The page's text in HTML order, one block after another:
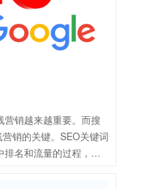
符合用户需求，提高
销越来越重要。而搜
销的关键。SEO关键词
名和流量的过程，有